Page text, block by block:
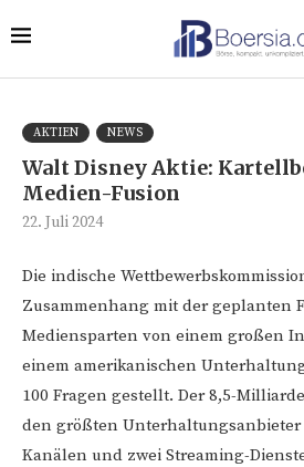
AKTIEN NEWS
Walt Disney Aktie:
Medien-Fusion
22. Juli 2024
Die indische
Zusammenhang mit der geplanten
Mediensparten von einem großen
einem amerikanischen
100 Fragen gestellt. Der 8,5-
den größten Unterhaltungsanbieter
Kanälen und zwei Streaming-